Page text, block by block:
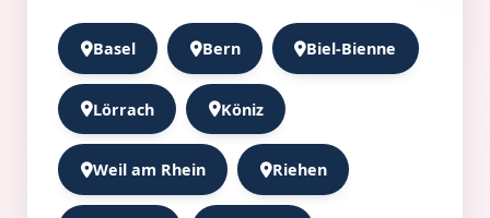
Basel Bern Biel-Bienne
Lörrach Köniz
Weil am Rhein Riehen